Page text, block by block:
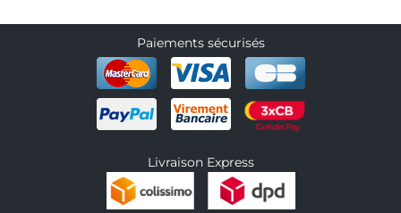
Paiements sécurisés
Livraison Express